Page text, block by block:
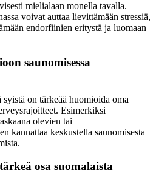
mielialaan monella tavalla.
voivat auttaa lievittämään stressiä,
endorfiinien eritystä ja luomaan
saunomisessa
syistä on tärkeää huomioida oma
Esimerkiksi
olevien tai
kannattaa keskustella saunomisesta
osa suomalaista